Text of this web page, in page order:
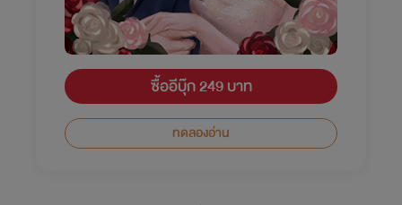
ซื้ออีบุ๊ก 249 บาท
ทดลองอ่าน